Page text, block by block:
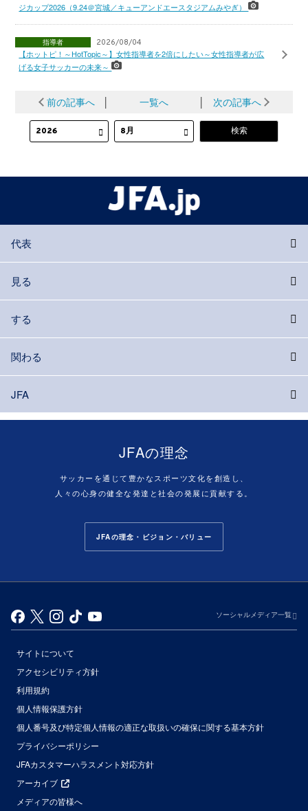
ジカップ2026（9.24＠宮城／キューアンドエースタジアムみやぎ）
指導者 2026/08/04
【ホットピ！～HotTopic～】女性指導者を2倍にしたい～女性指導者が広
げる女子サッカーの未来～
前の記事へ │ 一覧へ │ 次の記事へ
代表
見る
する
関わる
JFA
JFAの理念
サッカーを通じて豊かなスポーツ文化を創造し、
人々の心身の健全な発達と社会の発展に貢献する。
JFAの理念・ビジョン・バリュー
ソーシャルメディア一覧
サイトについて
アクセシビリティ方針
利用規約
個人情報保護方針
個人番号及び特定個人情報の適正な取扱いの確保に関する基本方針
プライバシーポリシー
JFAカスタマーハラスメント対応方針
アーカイブ
メディアの皆様へ